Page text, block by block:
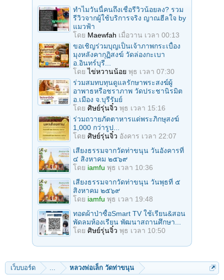
ทำไมวันนี้คนถึงเชื่อรีวิวน้อยลง? รวม
รีวิวจากผู้ใช้บริการจริง ญาณฮีลใจ by
แมวฟ้า
โดย Maewfah เมื่อวาน เวลา 00:13
ขอเชิญร่วมบุญเป็นเจ้าภาพกระเบื้อง
มุงหลังคากุฏิสงฆ์ วัดล่องกะเบา
อ.อินทร์บุรี...
โดยไข่หวานน้อย พุธ เวลา 07:30
ร่วมสมทบทุนดูแลรักษาพระสงฆ์ผู้
อาพาธหรือชราภาพ วัดประชานิรมิต
อ.เมือง จ.บุรีรัมย์
โดย ศิษย์รุ่นจิ๋ว พุธ เวลา 15:16
ร่วมถวายภัตตาหารแด่พระภิกษุสงฆ์
1,000 กว่ารูป...
โดย ศิษย์รุ่นจิ๋ว อังคาร เวลา 22:07
เสียงธรรมจากวัดท่าขนุน วันอังคารที่
๔ สิงหาคม ๒๕๖๙
โดย iamfu พุธ เวลา 10:36
เสียงธรรมจากวัดท่าขนุน วันพุธที่ ๕
สิงหาคม ๒๕๖๙
โดย iamfu พุธ เวลา 19:48
ทอดผ้าป่าซื้อSmart TV ใช้เรียน&สอน
พัดลมห้องเรียน พัฒนาสถานศึกษา...
โดย ศิษย์รุ่นจิ๋ว พุธ เวลา 10:50
เว็บบอร์ด ... หลวงพ่อเล็ก วัดท่าขนุน